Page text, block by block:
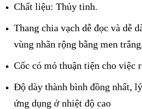
Chất liệu: Thủy tinh.
Thang chia vạch dễ đọc và dễ
vùng nhãn rộng bằng men
Cốc có mỏ thuận tiện cho việc
Độ dày thành bình đồng nhất,
ứng dụng ở nhiệt độ cao